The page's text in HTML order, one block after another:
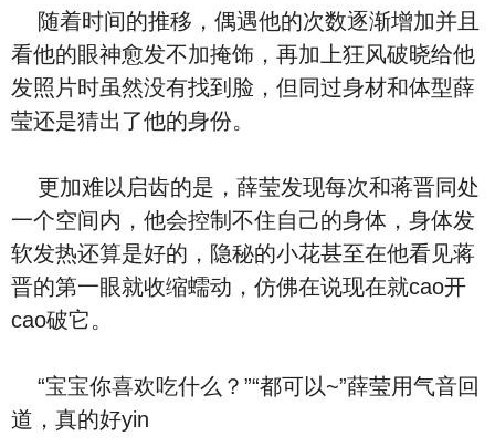
随着时间的推移，偶遇他的次数逐渐增加并且
看他的眼神愈发不加掩饰，再加上狂风破晓给他
发照片时虽然没有找到脸，但同过身材和体型薛
莹还是猜出了他的身份。
更加难以启齿的是，薛莹发现每次和蒋晋同处
一个空间内，他会控制不住自己的身体，身体发
软发热还算是好的，隐秘的小花甚至在他看见蒋
晋的第一眼就收缩蠕动，仿佛在说现在就cao开
cao破它。
“宝宝你喜欢吃什么？”“都可以~”薛莹用气音回
道，真的好yin